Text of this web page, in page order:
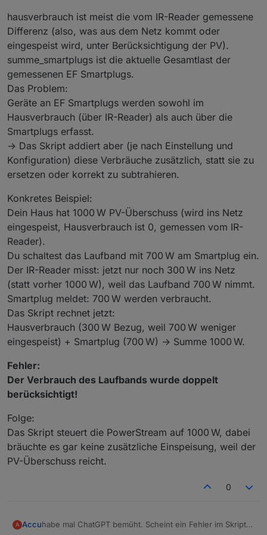
hausverbrauch ist meist die vom IR-Reader gemessene
Differenz (also, was aus dem Netz kommt oder
eingespeist wird, unter Berücksichtigung der PV).
summe_smartplugs ist die aktuelle Gesamtlast der
gemessenen EF Smartplugs.
Das Problem:
Geräte an EF Smartplugs werden sowohl im
Hausverbrauch (über IR-Reader) als auch über die
Smartplugs erfasst.
→ Das Skript addiert aber (je nach Einstellung und
Konfiguration) diese Verbräuche zusätzlich, statt sie zu
ersetzen oder korrekt zu subtrahieren.
Konkretes Beispiel:
Dein Haus hat 1000 W PV-Überschuss (wird ins Netz
eingespeist, Hausverbrauch ist 0, gemessen vom IR-
Reader).
Du schaltest das Laufband mit 700 W am Smartplug ein.
Der IR-Reader misst: jetzt nur noch 300 W ins Netz
(statt vorher 1000 W), weil das Laufband 700 W nimmt.
Smartplug meldet: 700 W werden verbraucht.
Das Skript rechnet jetzt:
Hausverbrauch (300 W Bezug, weil 700 W weniger
eingespeist) + Smartplug (700 W) → Summe 1000 W.
Fehler:
Der Verbrauch des Laufbands wurde doppelt
berücksichtigt!
Folge:
Das Skript steuert die PowerStream auf 1000 W, dabei
bräuchte es gar keine zusätzliche Einspeisung, weil der
PV-Überschuss reicht.
0
A Accuhabe mal ChatGPT bemüht. Scheint ein Fehler im Skript